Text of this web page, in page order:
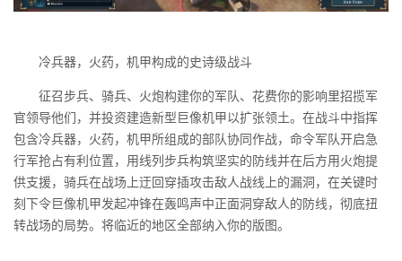
冷兵器，火药，机甲构成的史诗级战斗
征召步兵、骑兵、火炮构建你的军队、花费你的影响里招揽军
官领导他们，并投资建造新型巨像机甲以扩张领土。在战斗中指挥
包含冷兵器，火药，机甲所组成的部队协同作战，命令军队开启急
行军抢占有利位置，用线列步兵构筑坚实的防线并在后方用火炮提
供支援，骑兵在战场上迂回穿插攻击敌人战线上的漏洞，在关键时
刻下令巨像机甲发起冲锋在轰鸣声中正面洞穿敌人的防线，彻底扭
转战场的局势。将临近的地区全部纳入你的版图。